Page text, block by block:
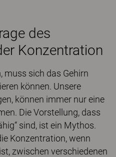
des
Konzentration
muss sich das Gehirn
können. Unsere
können immer nur eine
Die Vorstellung, dass
sind, ist ein Mythos.
Konzentration, wenn
zwischen verschiedenen